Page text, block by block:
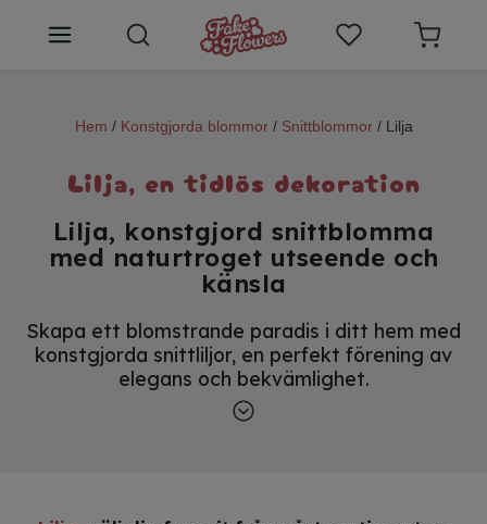
SALE
Kundtjänst
Hem / Konstgjorda blommor/ Snittblommor/ Lilja
Lilja, en tidlös dekoration
Lilja, konstgjord snittblomma
med naturtroget utseende och
känsla
Skapa ett blomstrande paradis i ditt hem med
konstgjorda snittliljor, en perfekt förening av
elegans och bekvämlighet.
Dessa blommor är mästerligt skapade för att